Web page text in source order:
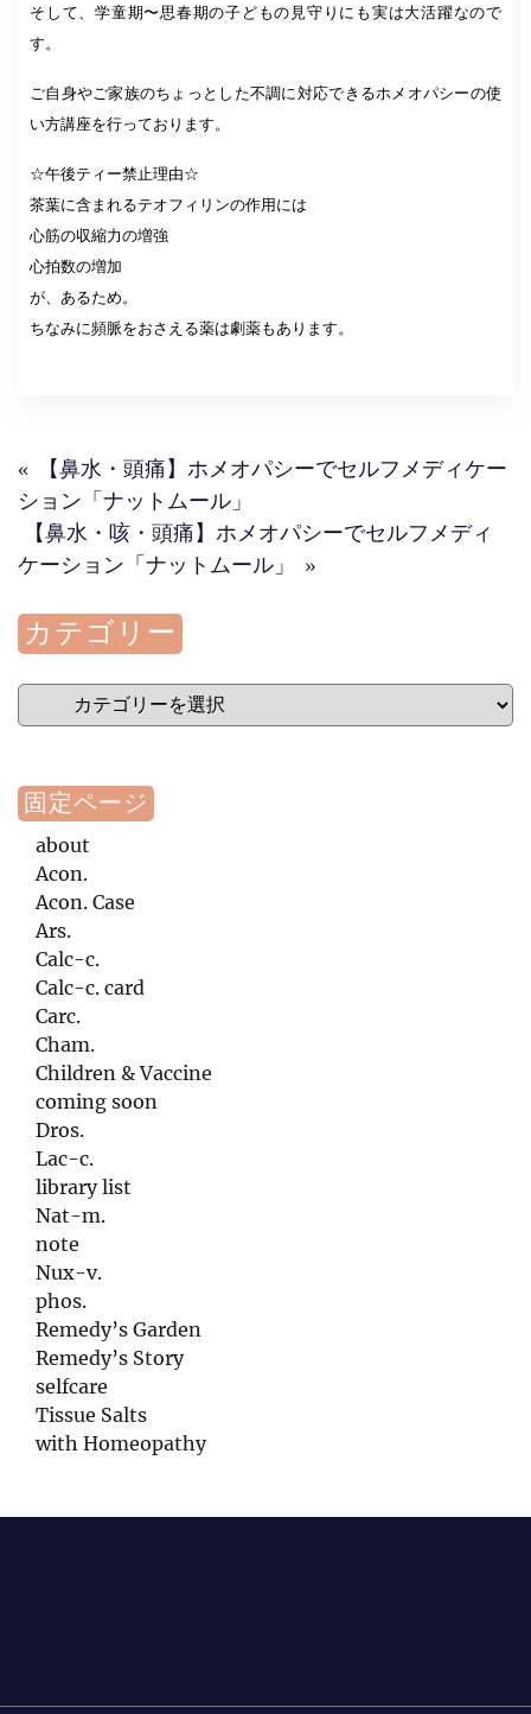
そして、学童期〜思春期の子どもの見守りにも実は大活躍なので
す。
ご自身やご家族のちょっとした不調に対応できるホメオパシーの使
い方講座を行っております。
☆午後ティー禁止理由☆
茶葉に含まれるテオフィリンの作用には
心筋の収縮力の増強
心拍数の増加
が、あるため。
ちなみに頻脈をおさえる薬は劇薬もあります。
«
【鼻水・頭痛】ホメオパシーでセルフメディケー
ション「ナットムール」
【鼻水・咳・頭痛】ホメオパシーでセルフメディ
ケーション「ナットムール」
»
カテゴリー
カ
テ
ー固定ページ
about
Acon.
Acon. Case
Ars.
Calc-c.
Calc-c. card
Carc.
Cham.
Children & Vaccine
coming soon
Dros.
Lac-c.
library list
Nat-m.
note
Nux-v.
phos.
Remedy’s Garden
Remedy’s Story
selfcare
Tissue Salts
with Homeopathy